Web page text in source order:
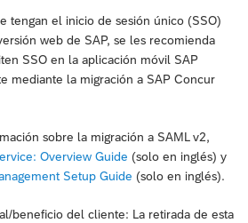
tengan el inicio de sesión único (SSO)
web de SAP, se les recomienda
SSO en la aplicación móvil SAP
mediante la migración a SAP Concur
sobre la migración a SAML v2,
Overview Guide (solo en inglés) y
Setup Guide (solo en inglés).
beneficio del cliente: La retirada de esta